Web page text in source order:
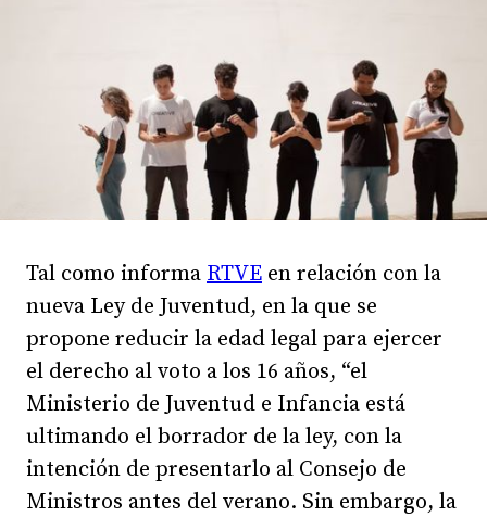
Tal como informa RTVE en relación con la
nueva Ley de Juventud, en la que se
propone reducir la edad legal para ejercer
el derecho al voto a los 16 años, “el
Ministerio de Juventud e Infancia está
ultimando el borrador de la ley, con la
intención de presentarlo al Consejo de
Ministros antes del verano. Sin embargo, la